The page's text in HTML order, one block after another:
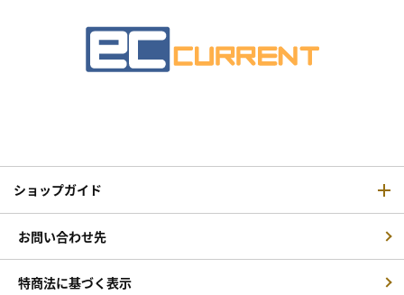
ショップガイド
お問い合わせ先
特商法に基づく表示